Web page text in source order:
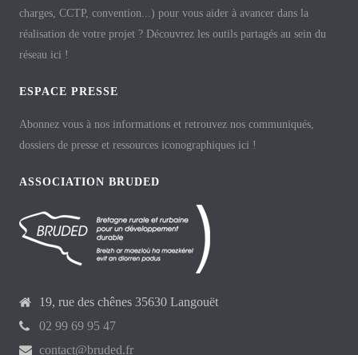
charges, CCTP, convention...) pour vous aider à avancer dans la
réalisation de votre projet ? Découvrez les outils partagés au sein du
réseau ici !
ESPACE PRESSE
Abonnez vous à nos informations et retrouvez nos communiqués,
dossiers de presse et ressources iconographiques ici !
ASSOCIATION BRUDED
19, rue des chênes 35630 Langouët
02 99 69 95 47
contact@bruded.fr